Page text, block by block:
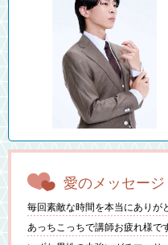
愛のメッセージ
毎回素敵な時間を本当にありが
あっちこっちで講師お疲れ様です